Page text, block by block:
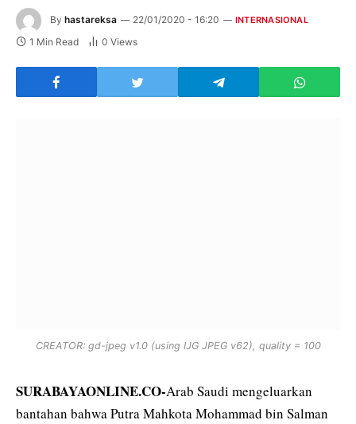
By hastareksa 22/01/2020 - 16:20 INTERNASIONAL
1 Min Read 0 Views
CREATOR: gd-jpeg v1.0 (using IJG JPEG v62), quality = 100
SURABAYAONLINE.CO-Arab Saudi mengeluarkan
bantahan bahwa Putra Mahkota Mohammad bin Salman